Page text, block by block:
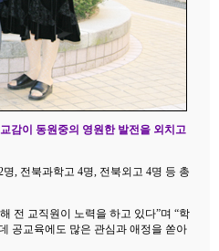
감이 동원중의 영원한 발전을 외치고
, 전북과학고 4명, 전북외고 4명 등 총
전 교직원이 노력을 하고 있다”며 “학
공교육에도 많은 관심과 애정을 쏟아